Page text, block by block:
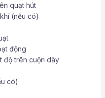
quạt hút
(nếu có)
động
độ trên cuộn dây
có)